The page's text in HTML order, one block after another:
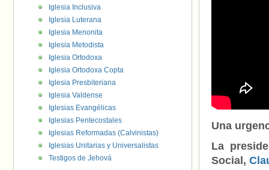
Una
La
Social,
Iglesia Inclusiva
Iglesia Luterana
Iglesia Menonita
Iglesia Metodista
Iglesia Ortodoxa
Iglesia Ortodoxa Copta
Iglesia Presbiteriana
Iglesia Valdense
Iglesias Evangélicas
Iglesias Pentecostales
Iglesias Reformadas (Calvinistas)
Iglesias Unitarias y Universalistas
Testigos de Jehová